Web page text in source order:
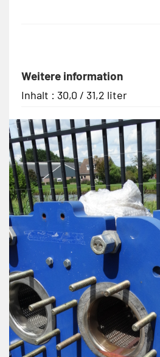
Weitere information
Inhalt : 30,0 / 31,2 liter